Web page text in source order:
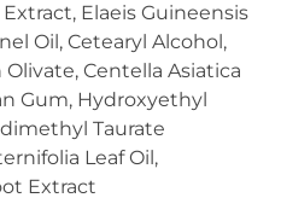
Elaeis Guineensis
Oil, Cetearyl Alcohol,
Centella Asiatica
Gum, Hydroxyethyl
Taurate
Leaf Oil,
Extract